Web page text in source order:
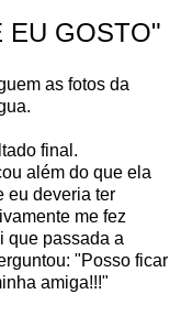
EU GOSTO"
as fotos da
final.
além do que ela
eu deveria ter
me fez
que passada a
"Posso ficar
amiga!!!"